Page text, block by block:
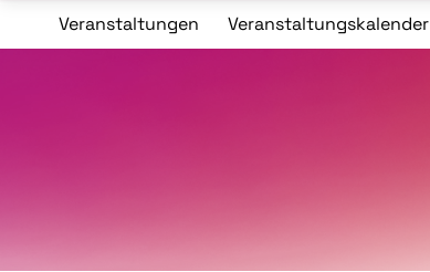
Veranstaltungen Veranstaltungskalender